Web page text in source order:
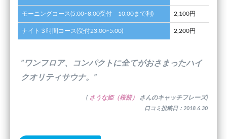
モーニングコース(5:00~8:00受付 10:00まで利) 2,100円
ナイト３時間コース(受付23:00~5:00) 2,200円
”ワンフロア、コンパクトに全てがおさまったハイ
クオリティサウナ。”
( さうな姫（桜餅） さんのキャッチフレーズ)
口コミ投稿日：2018.6.30